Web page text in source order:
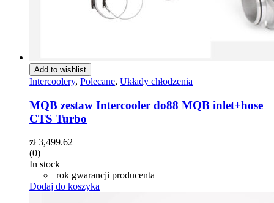
Add to wishlist
Intercoolery, Polecane, Układy chłodzenia
MQB zestaw Intercooler do88 MQB inlet+hose
CTS Turbo
zł3,499.62
(0)
In stock
rok gwarancji producenta
Dodaj do koszyka